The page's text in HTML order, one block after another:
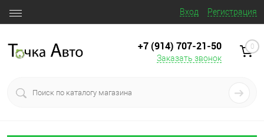
Вход Регистрация
+7 (914) 707‒21‒50
Заказать звонок
0